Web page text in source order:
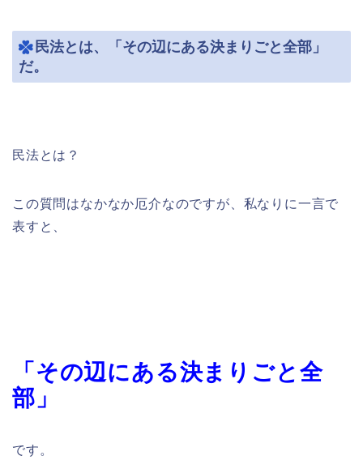
民法とは、「その辺にある決まりごと全部」
だ。
民法とは？
この質問はなかなか厄介なのですが、私なりに一言で
表すと、
「その辺にある決まりごと全
部」
です。